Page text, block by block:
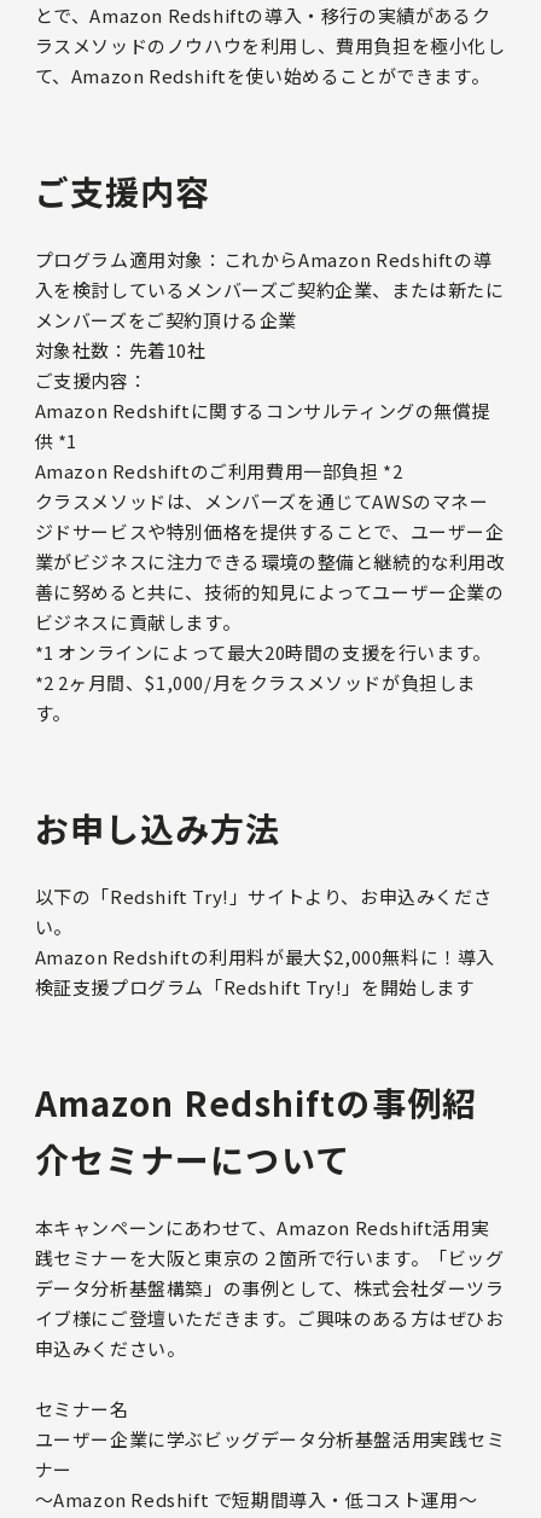
とで、Amazon Redshiftの導入・移行の実績があるク
ラスメソッドのノウハウを利用し、費用負担を極小化し
て、Amazon Redshiftを使い始めることができます。
ご支援内容
プログラム適用対象：これからAmazon Redshiftの導
入を検討しているメンバーズご契約企業、または新たに
メンバーズをご契約頂ける企業
対象社数：先着10社
ご支援内容：
Amazon Redshiftに関するコンサルティングの無償提
供 *1
Amazon Redshiftのご利用費用一部負担 *2
クラスメソッドは、メンバーズを通じてAWSのマネー
ジドサービスや特別価格を提供することで、ユーザー企
業がビジネスに注力できる環境の整備と継続的な利用改
善に努めると共に、技術的知見によってユーザー企業の
ビジネスに貢献します。
*1 オンラインによって最大20時間の支援を行います。
*2 2ヶ月間、$1,000/月をクラスメソッドが負担しま
す。
お申し込み方法
以下の「Redshift Try!」サイトより、お申込みくださ
い。
Amazon Redshiftの利用料が最大$2,000無料に！導入
検証支援プログラム「Redshift Try!」を開始します
Amazon Redshiftの事例紹
介セミナーについて
本キャンペーンにあわせて、Amazon Redshift活用実
践セミナーを大阪と東京の２箇所で行います。「ビッグ
データ分析基盤構築」の事例として、株式会社ダーツラ
イブ様にご登壇いただきます。ご興味のある方はぜひお
申込みください。
セミナー名
ユーザー企業に学ぶビッグデータ分析基盤活用実践セミ
ナー
〜Amazon Redshift で短期間導入・低コスト運用〜